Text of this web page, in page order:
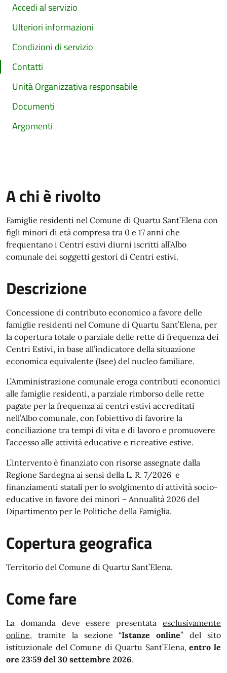
Accedi al servizio
Ulteriori informazioni
Condizioni di servizio
Contatti
Unità Organizzativa responsabile
Documenti
Argomenti
A chi è rivolto
Famiglie residenti nel Comune di Quartu Sant’Elena con
figli minori di età compresa tra 0 e 17 anni che
frequentano i Centri estivi diurni iscritti all’Albo
comunale dei soggetti gestori di Centri estivi.
Descrizione
Concessione di contributo economico a favore delle
famiglie residenti nel Comune di Quartu Sant’Elena, per
la copertura totale o parziale delle rette di frequenza dei
Centri Estivi, in base all’indicatore della situazione
economica equivalente (Isee) del nucleo familiare.
L’Amministrazione comunale eroga contributi economici
alle famiglie residenti, a parziale rimborso delle rette
pagate per la frequenza ai centri estivi accreditati
nell’Albo comunale, con l’obiettivo di favorire la
conciliazione tra tempi di vita e di lavoro e promuovere
l’accesso alle attività educative e ricreative estive.
L’intervento è finanziato con risorse assegnate dalla
Regione Sardegna ai sensi della L. R. 7/2026 e
finanziamenti statali per lo svolgimento di attività socio-
educative in favore dei minori – Annualità 2026 del
Dipartimento per le Politiche della Famiglia.
Copertura geografica
Territorio del Comune di Quartu Sant’Elena.
Come fare
La domanda deve essere presentata esclusivamente
online, tramite la sezione “Istanze online” del sito
istituzionale del Comune di Quartu Sant’Elena,entro le
ore 23:59 del 30 settembre 2026.